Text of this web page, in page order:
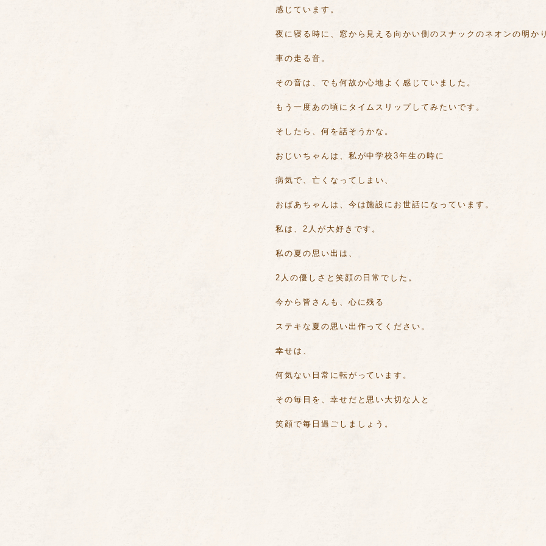
感じています。
夜に寝る時に、窓から見える向かい側のスナックのネオンの明か
車の走る音。
その音は、でも何故か心地よく感じていました。
もう一度あの頃にタイムスリップしてみたいです。
そしたら、何を話そうかな。
おじいちゃんは、私が中学校3年生の時に
病気で、亡くなってしまい、
おばあちゃんは、今は施設にお世話になっています。
私は、2人が大好きです。
私の夏の思い出は、
2人の優しさと笑顔の日常でした。
今から皆さんも、心に残る
ステキな夏の思い出作ってください。
幸せは、
何気ない日常に転がっています。
その毎日を、幸せだと思い大切な人と
笑顔で毎日過ごしましょう。